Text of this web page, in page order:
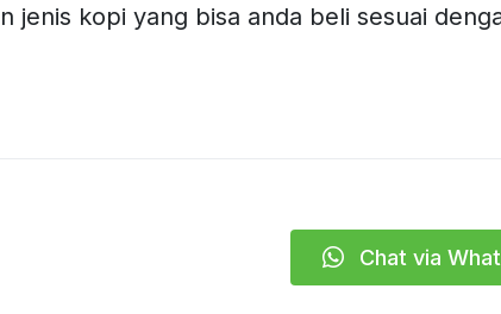
jenis kopi yang bisa anda beli sesuai
Chat via